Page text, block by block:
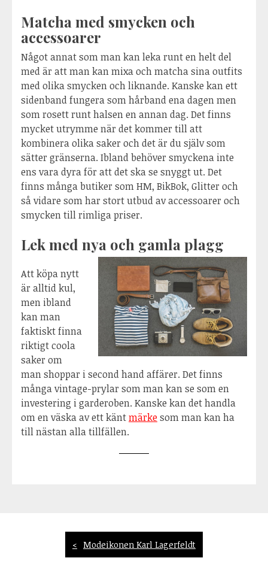
Matcha med smycken och
accessoarer
Något annat som man kan leka runt en helt del
med är att man kan mixa och matcha sina outfits
med olika smycken och liknande. Kanske kan ett
sidenband fungera som hårband ena dagen men
som rosett runt halsen en annan dag. Det finns
mycket utrymme när det kommer till att
kombinera olika saker och det är du själv som
sätter gränserna. Ibland behöver smyckena inte
ens vara dyra för att det ska se snyggt ut. Det
finns många butiker som HM, BikBok, Glitter och
så vidare som har stort utbud av accessoarer och
smycken till rimliga priser.
Lek med nya och gamla plagg
Att köpa nytt
är alltid kul,
men ibland
kan man
faktiskt finna
riktigt coola
saker om
man shoppar i second hand affärer. Det finns
många vintage-prylar som man kan se som en
investering i garderoben. Kanske kan det handla
om en väska av ett käntmärkesom man kan ha
till nästan alla tillfällen.
InläggsnavigeringModeikonen Karl Lagerfeldt